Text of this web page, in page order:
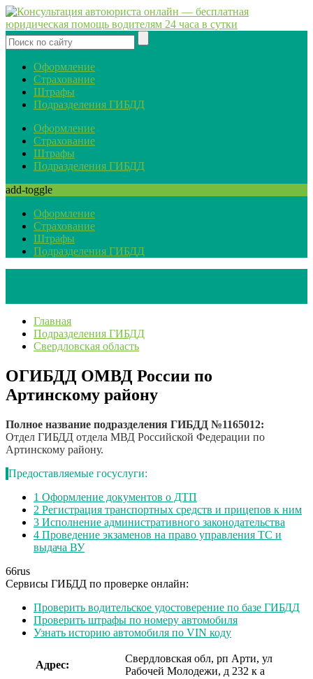
Оформление
Страхование
Штрафы
Подразделения ГИБДД
Оформление
Страхование
Штрафы
Подразделения ГИБДД
add-toggle
Оформление
Страхование
Штрафы
Подразделения ГИБДД
Главная
Подразделения ГИБДД
Свердловская область
ОГИБДД ОМВД России по
Артинскому району
Полное название подразделения ГИБДД №1165012:
Отдел ГИБДД отдела МВД Российской Федерации по
Артинскому району.
Предоставляемые госуслуги:
1 Оформление документов о ДТП
2 Регистрация транспортных средств и прицепов к ним
3 Исполнение административного законодательства
4 Проведение экзаменов на право управления ТС и
выдача ВУ
66rus
Сервисы ГИБДД по проверке онлайн:
Проверить водительское удостоверение по базе ГИБДД
Проверить штрафы по номеру автомобиля
Узнать историю автомобиля по VIN коду
Адрес:
Свердловская обл, рп Арти, ул
Рабочей Молодежи, д 232 к а